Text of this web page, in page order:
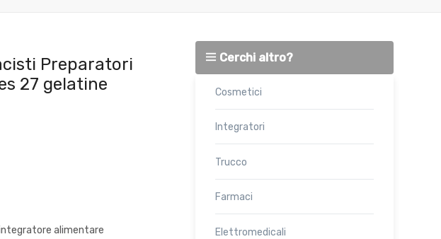
Preparatori
27 gelatine
alimentare
Cerchi altro?
Cosmetici
Integratori
Trucco
Farmaci
Elettromedicali